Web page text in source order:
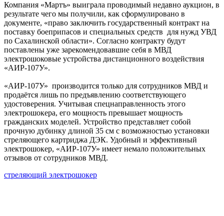
Компания «Мартъ» выиграла проводимый недавно аукцион, в
результате чего мы получили, как сформулировано в
документе, «право заключить государственный контракт на
поставку боеприпасов и специальных средств для нужд УВД
по Сахалинской области». Согласно контракту будут
поставлены уже зарекомендовавшие себя в МВД
электрошоковые устройства дистанционного воздействия
«АИР-107У».
«АИР-107У» производится только для сотрудников МВД и
продаётся лишь по предъявлению соответствующего
удостоверения. Учитывая спецнаправленность этого
электрошокера, его мощность превышает мощность
гражданских моделей. Устройство представляет собой
прочную дубинку длиной 35 см с возможностью установки
стреляющего картриджа ДЭК. Удобный и эффективный
электрошокер, «АИР-107У» имеет немало положительных
отзывов от сотрудников МВД.
стреляющий электрошокер